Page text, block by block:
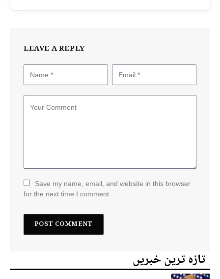
LEAVE A REPLY
Save my name, email, and website in this browser
for the next time I comment.
تازہ ترین خبریں